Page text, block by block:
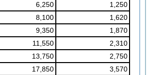
6,250
1,250
8,100
1,620
9,350
1,870
11,550
2,310
13,750
2,750
17,850
3,570